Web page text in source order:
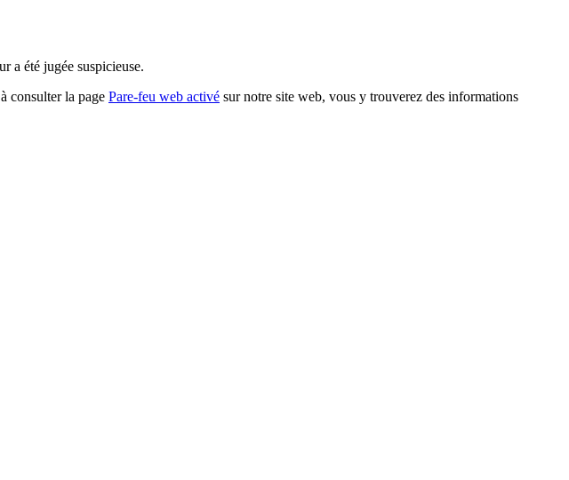
a été jugée suspicieuse.
consulter la page Pare-feu web activé sur notre site web, vous y trouverez des informations